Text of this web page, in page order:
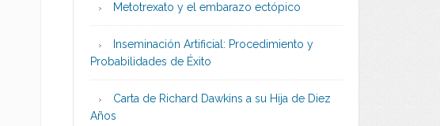
Metotrexato y el embarazo ectópico
Inseminación Artificial: Procedimiento y
Probabilidades de Éxito
Carta de Richard Dawkins a su Hija de Diez
Años